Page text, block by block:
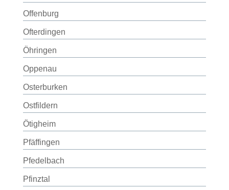
Offenburg
Ofterdingen
Öhringen
Oppenau
Osterburken
Ostfildern
Ötigheim
Pfäffingen
Pfedelbach
Pfinztal